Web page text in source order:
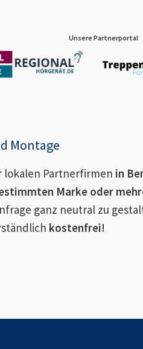
Unsere Partnerportal
Montage
lokalen Partnerfirmen in
Marke oder
ganz neutral zu
kostenfrei!